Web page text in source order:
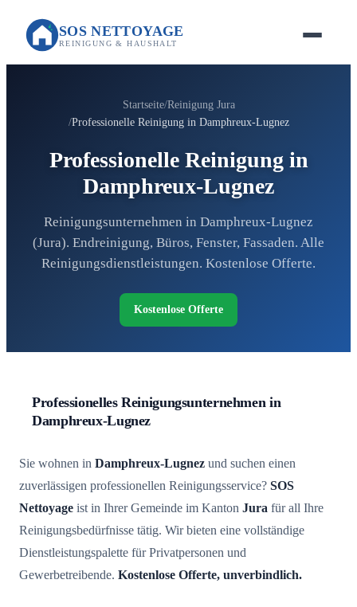
SOS NETTOYAGE
REINIGUNG & HAUSHALT
Startseite Reinigung Jura
Professionelle Reinigung in Damphreux-Lugnez
Professionelle Reinigung in
Damphreux-Lugnez
Reinigungsunternehmen in Damphreux-Lugnez
(Jura). Endreinigung, Büros, Fenster, Fassaden. Alle
Reinigungsdienstleistungen. Kostenlose Offerte.
Kostenlose Offerte
Professionelles Reinigungsunternehmen in
Damphreux-Lugnez
Sie wohnen in Damphreux-Lugnez und suchen einen
zuverlässigen professionellen Reinigungsservice? SOS
Nettoyage ist in Ihrer Gemeinde im Kanton Jura für all Ihre
Reinigungsbedürfnisse tätig. Wir bieten eine vollständige
Dienstleistungspalette für Privatpersonen und
Gewerbetreibende. Kostenlose Offerte, unverbindlich.